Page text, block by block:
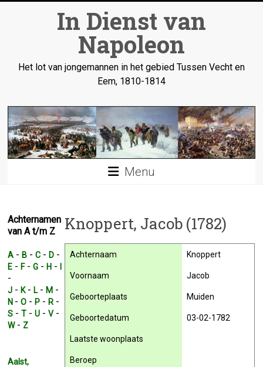
In Dienst van
Napoleon
Het lot van jongemannen in het gebied Tussen Vecht en
Eem, 1810-1814
Menu
Knoppert, Jacob (1782)
Achternaam Knoppert
Voornaam Jacob
Geboorteplaats Muiden
Geboortedatum 03-02-1782
Laatste woonplaats
Beroep
Achternamen
van A t/m Z
A -B -C -D -
E -F-G -H -
-
J -K-L-M -
N -O -P -R -
S -T -U -V-
W- Z
Aalst,